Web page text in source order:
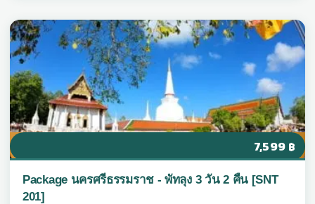
7,599 ฿
Package นครศรีธรรมราช - พัทลุง 3 วัน 2 คืน [SNT
201]